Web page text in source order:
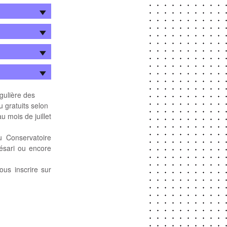
des
gratuits selon
mois de juillet
ou encore
inscrire sur